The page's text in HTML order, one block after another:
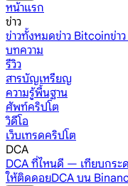
หน้าแรก
ข่าว
ข่าวทั้งหมดข่าว Bitcoinข่า
บทความ
รีวิว
สารบัญเหรียญ
ความรู้พื้นฐาน
ศัพท์คริปโต
วิดีโอ
เว็บเทรดคริปโต
DCA
DCA ที่ไหนดี — เทียบกระ
ให้ติดดอยDCA บน